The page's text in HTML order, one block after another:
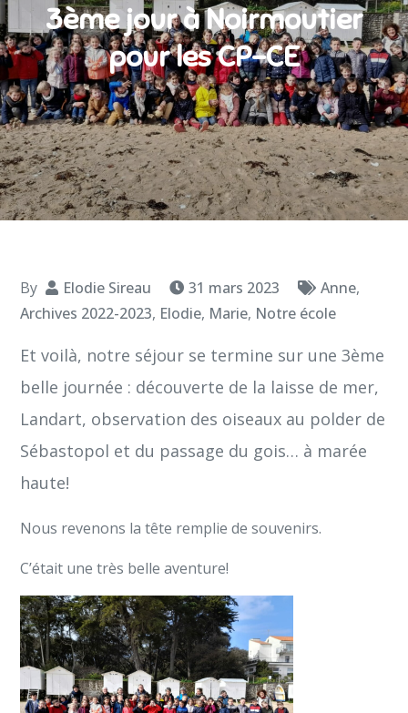
3ème jour à Noirmoutier
pour les CP-CE
By Elodie Sireau 31 mars 2023 Anne,
Archives 2022-2023, Elodie, Marie, Notre école
Et voilà, notre séjour se termine sur une 3ème
belle journée : découverte de la laisse de mer,
Landart, observation des oiseaux au polder de
Sébastopol et du passage du gois… à marée
haute!
Nous revenons la tête remplie de souvenirs.
C’était une très belle aventure!